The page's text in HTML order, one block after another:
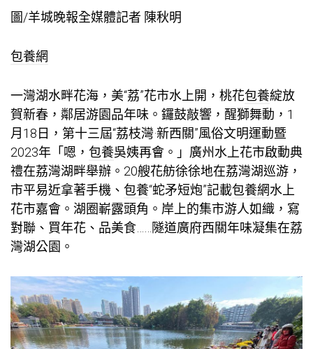
圖/羊城晚報全媒體記者 陳秋明
包養網
一灣湖水畔花海，美“荔”花市水上開，桃花包養綻放
賀新春，鄰居游園品年味。鑼鼓敲響，醒獅舞動，1
月18日，第十三屆“荔枝灣·新西關”風俗文明運動暨
2023年「嗯， 包養吳姨再會。」廣州水上花市啟動典
禮在荔灣湖畔舉辦。20艘花舫徐徐地在荔灣湖巡游，
市平易近拿著手機、 包養“蛇矛短炮”記載包養網水上
花市嘉會。湖圈嶄露頭角。岸上的集市游人如織，寫
對聯、買年花、品美食……隧道廣府西關年味凝集在荔
灣湖公園。